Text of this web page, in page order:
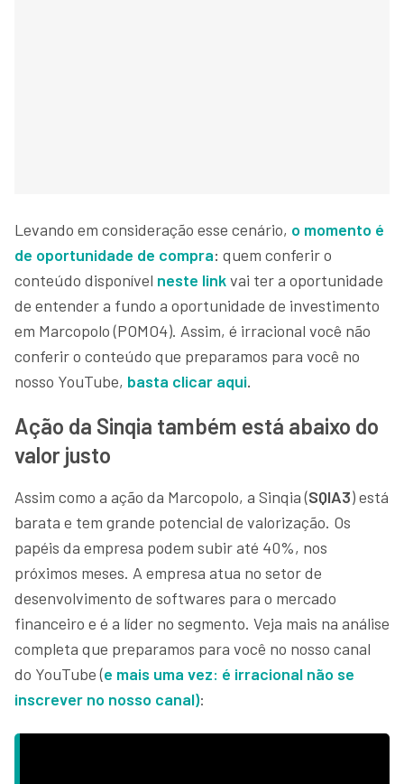
Levando em consideração esse cenário, o momento é
de oportunidade de compra: quem conferir o
conteúdo disponível neste linkvai ter a oportunidade
de entender a fundo a oportunidade de investimento
em Marcopolo (POMO4). Assim, é irracional você não
conferir o conteúdo que preparamos para você no
nosso YouTube, basta clicar aqui.
Ação da Sinqia também está abaixo do
valor justo
Assim como a ação da Marcopolo, a Sinqia (SQIA3) está
barata e tem grande potencial de valorização. Os
papéis da empresa podem subir até 40%, nos
próximos meses. A empresa atua no setor de
desenvolvimento de softwares para o mercado
financeiro e é a líder no segmento. Veja mais na análise
completa que preparamos para você no nosso canal
do YouTube (e mais uma vez: é irracional não se
inscrever no nosso canal):